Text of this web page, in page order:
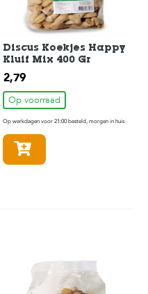
Discus Koekjes Happy
Kluif Mix 400 Gr
2,79
Op voorraad
Op werkdagen voor 21:00 besteld, morgen in huis